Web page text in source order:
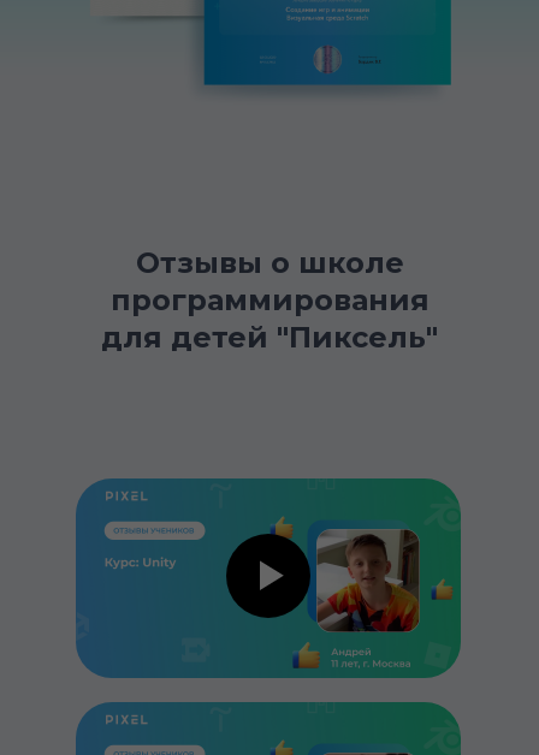
Отзывы о школе
программирования
для детей "Пиксель"